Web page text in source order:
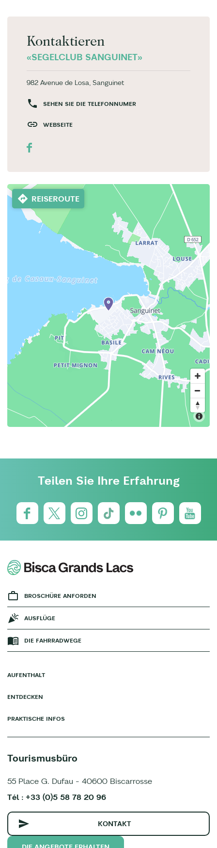
Kontaktieren
«SEGELCLUB SANGUINET»
982 Avenue de Losa, Sanguinet
SEHEN SIE DIE TELEFONNUMER
WEBSEITE
REISEROUTE
Teilen Sie Ihre Erfahrung
BROSCHÜRE ANFORDEN
AUSFLÜGE
DIE FAHRRADWEGE
AUFENTHALT
ENTDECKEN
PRAKTISCHE INFOS
Tourismusbüro
55 Place G. Dufau - 40600 Biscarrosse
Tél : +33 (0)5 58 78 20 96
KONTAKT